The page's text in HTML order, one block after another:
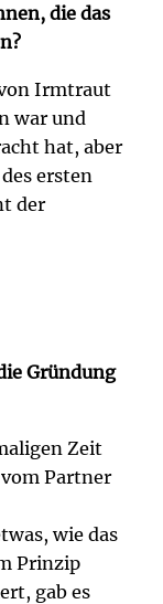
die das
Irmtraut
war und
hat, aber
ersten
der
Gründung
Zeit
Partner
wie das
Prinzip
gab es